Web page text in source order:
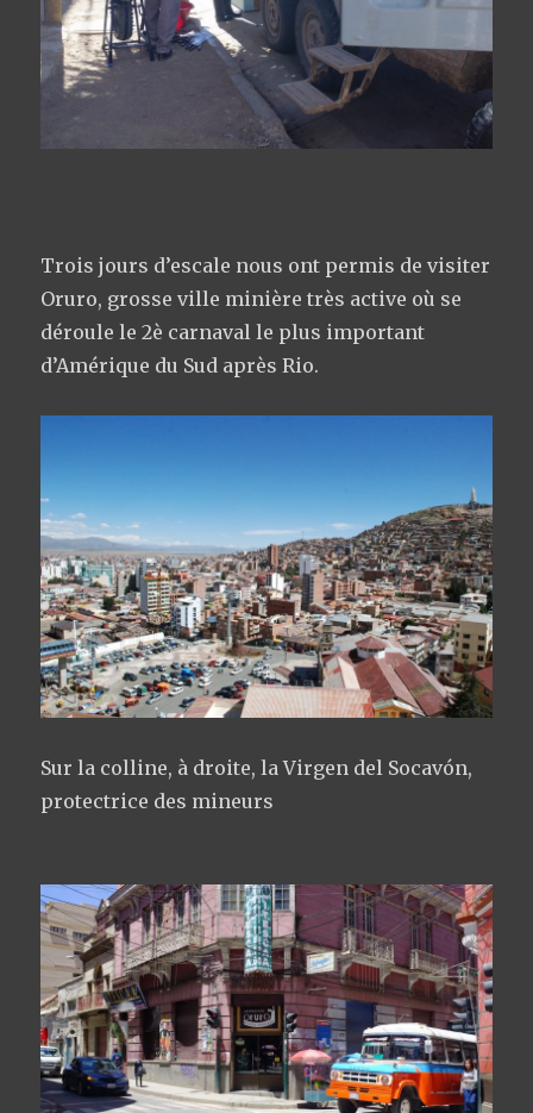
Trois jours d’escale nous ont permis de visiter
Oruro, grosse ville minière très active où se
déroule le 2è carnaval le plus important
d’Amérique du Sud après Rio.
Sur la colline, à droite, la Virgen del Socavón,
protectrice des mineurs